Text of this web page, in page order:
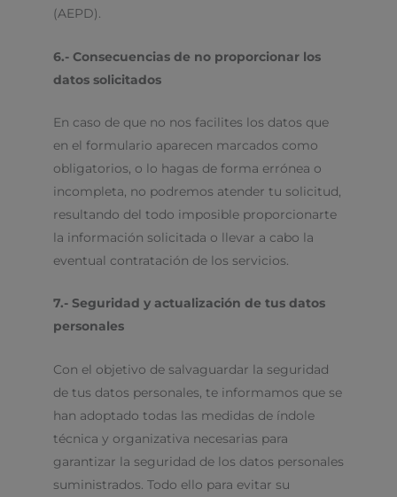
(AEPD).
6.- Consecuencias de no proporcionar los
datos solicitados
En caso de que no nos facilites los datos que
en el formulario aparecen marcados como
obligatorios, o lo hagas de forma errónea o
incompleta, no podremos atender tu solicitud,
resultando del todo imposible proporcionarte
la información solicitada o llevar a cabo la
eventual contratación de los servicios.
7.- Seguridad y actualización de tus datos
personales
Con el objetivo de salvaguardar la seguridad
de tus datos personales, te informamos que se
han adoptado todas las medidas de índole
técnica y organizativa necesarias para
garantizar la seguridad de los datos personales
suministrados. Todo ello para evitar su